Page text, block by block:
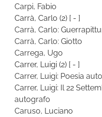
Carpi, Fabio
Carrà, Carlo (2) [ - ]
Carrà, Carlo:
Carrà, Carlo: Giotto
Carrega, Ugo
Carrer, Luigi (2) [ - ]
Carrer, Luigi: Poesia
Carrer, Luigi: Il 22
autografo
Caruso, Luciano